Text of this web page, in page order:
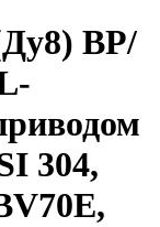
ВР/
304,